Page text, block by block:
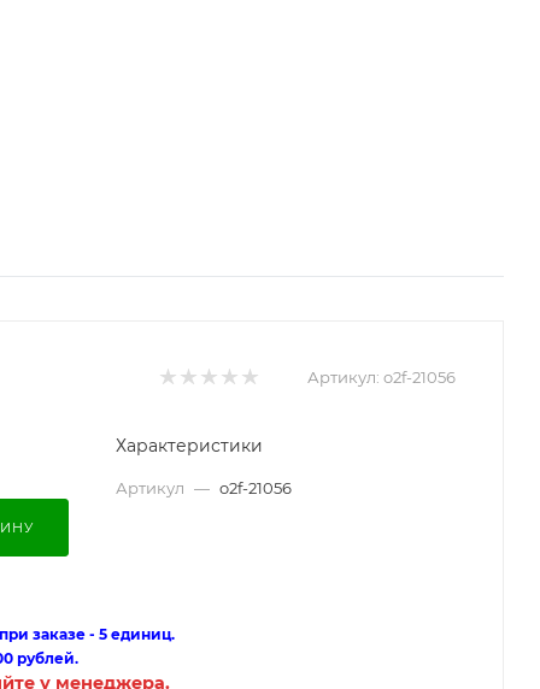
Артикул: o2f-21056
Характеристики
Артикул — o2f-21056
заказе - 5 единиц.
рублей.
у менеджера.